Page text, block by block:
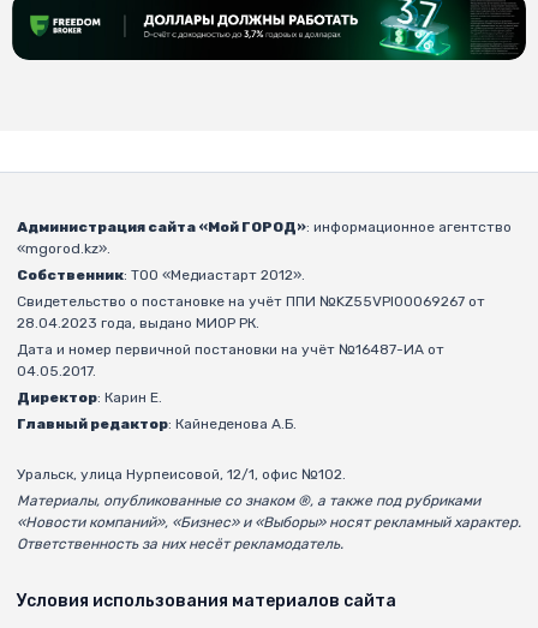
Администрация сайта «Мой ГОРОД»: информационное агентство
«mgorod.kz».
Собственник: ТОО «Медиастарт 2012».
Свидетельство о постановке на учёт ППИ №KZ55VPI00069267 от
28.04.2023 года, выдано МИОР РК.
Дата и номер первичной постановки на учёт №16487-ИА от
04.05.2017.
Директор: Карин Е.
Главный редактор: Кайнеденова А.Б.
Уральск, улица Нурпеисовой, 12/1, офис №102.
Материалы, опубликованные со знаком ®, а также под рубриками
«Новости компаний», «Бизнес» и «Выборы» носят рекламный характер.
Ответственность за них несёт рекламодатель.
Условия использования материалов сайта